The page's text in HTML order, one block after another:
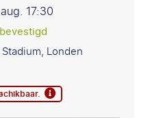
17:30
Londen